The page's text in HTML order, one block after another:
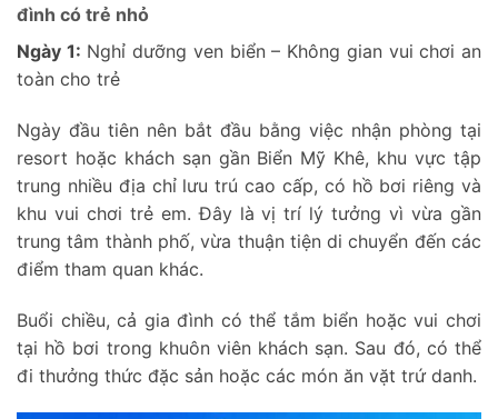
đình có trẻ nhỏ
Ngày 1: Nghỉ dưỡng ven biển – Không gian vui chơi an
toàn cho trẻ
Ngày đầu tiên nên bắt đầu bằng việc nhận phòng tại
resort hoặc khách sạn gần Biển Mỹ Khê, khu vực tập
trung nhiều địa chỉ lưu trú cao cấp, có hồ bơi riêng và
khu vui chơi trẻ em. Đây là vị trí lý tưởng vì vừa gần
trung tâm thành phố, vừa thuận tiện di chuyển đến các
điểm tham quan khác.
Buổi chiều, cả gia đình có thể tắm biển hoặc vui chơi
tại hồ bơi trong khuôn viên khách sạn. Sau đó, có thể
đi thưởng thức đặc sản hoặc các món ăn vặt trứ danh.